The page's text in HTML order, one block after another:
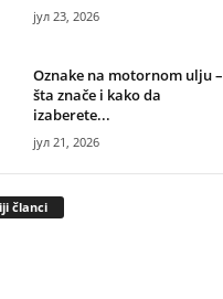
јул 23, 2026
Oznake na motornom ulju –
šta znače i kako da
izaberete...
јул 21, 2026
članci